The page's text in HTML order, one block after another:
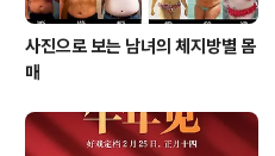
사진으로 보는 남녀의 체지방별 몸
매